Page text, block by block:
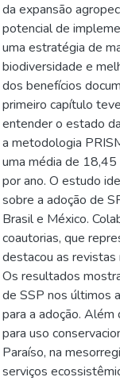
da expansão
potencial de
uma estratégia de
biodiversidade e
dos benefícios
primeiro capítulo
entender o estado
a metodologia
uma média de
por ano. O estudo
sobre a adoção de
Brasil e México.
coautorias, que
destacou as
Os resultados
de SSP nos últimos
para a adoção.
para uso
Paraíso, na
serviços